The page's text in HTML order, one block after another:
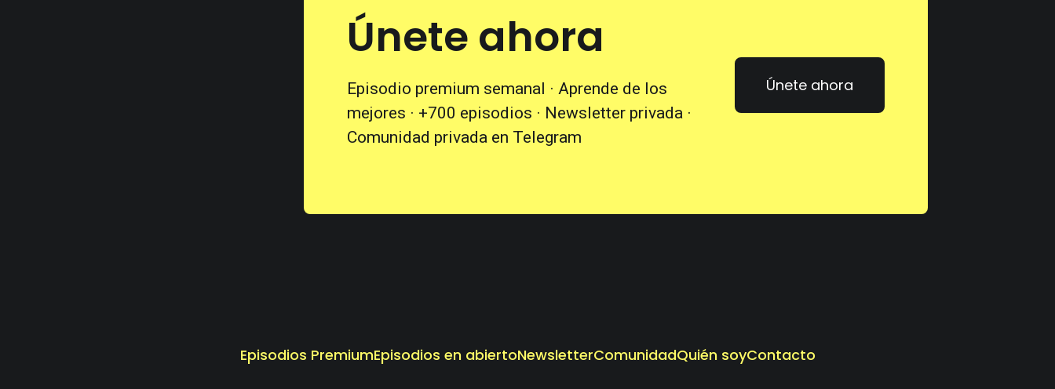
Únete ahora
Episodio premium semanal · Aprende de los
mejores · +700 episodios · Newsletter privada ·
Comunidad privada en Telegram
Únete ahora
Episodios PremiumEpisodios en abiertoNewsletterComunidadQuién soyContacto